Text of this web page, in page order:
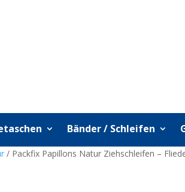
Bänder / Schleifen
/ Packfix Papillons Natur Ziehschleifen –